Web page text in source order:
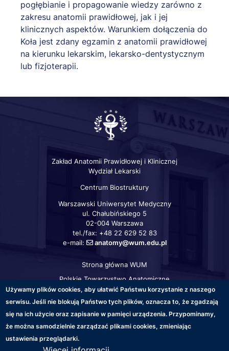
pogłębianie i propagowanie wiedzy zarówno z
zakresu anatomii prawidłowej, jak i jej
klinicznych aspektów. Warunkiem dołączenia do
Koła jest zdany egzamin z anatomii prawidłowej
na kierunku lekarskim, lekarsko-dentystycznym
lub fizjoterapii.
Zakład Anatomii Prawidłowej i Klinicznej
Wydział Lekarski
Centrum Biostruktury
Warszawski Uniwersytet Medyczny
ul. Chałubińskiego 5
02-004 Warszawa
tel./fax: +48 22 629 52 83
e-mail:
anatomy@wum.edu.pl
linki
Strona główna WUM
Polskie Towarzystwo Anatomiczne
Warszawski
Uniwersytet
Medyczny
Medical
University
Warszawski
Uniwersytet
Warszawski
Uniwersytet
Warszawski
Uniwersytet
Używamy plików cookies, aby ułatwić Państwu korzystanie z naszego
serwisu. Jeśli nie blokują Państwo tych plików, oznacza to, że zgadzają
się na ich użycie oraz zapisanie w pamięci urządzenia. Przypominamy,
że można samodzielnie zarządzać plikami cookies, zmieniając
ustawienia przeglądarki.